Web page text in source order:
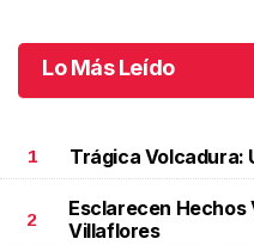
Lo Más Leído
1 Trágica Volcadura:
2
Esclarecen Hechos
Villaflores